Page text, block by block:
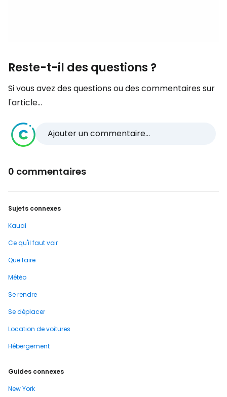
Reste-t-il des questions ?
Si vous avez des questions ou des commentaires sur
l'article...
Ajouter un commentaire...
0 commentaires
Sujets connexes
Kauai
Ce qu'il faut voir
Que faire
Météo
Se rendre
Se déplacer
Location de voitures
Hébergement
Guides connexes
New York